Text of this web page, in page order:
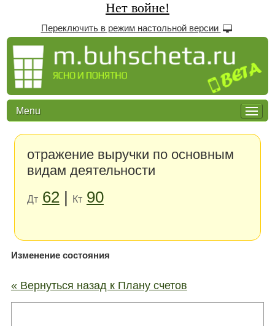
Нет войне!
Переключить в режим настольной версии
Menu
отражение выручки по основным
видам деятельности
Дт 62| Кт 90
Изменение состояния
« Вернуться назад к Плану счетов